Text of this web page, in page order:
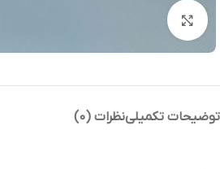
توضیحات تکمیلینظرات (0)